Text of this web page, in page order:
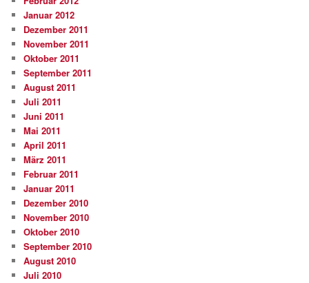
Januar 2012
Dezember 2011
November 2011
Oktober 2011
September 2011
August 2011
Juli 2011
Juni 2011
Mai 2011
April 2011
März 2011
Februar 2011
Januar 2011
Dezember 2010
November 2010
Oktober 2010
September 2010
August 2010
Juli 2010